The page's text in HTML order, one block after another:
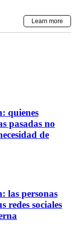
quienes
pasadas no
de
las personas
redes sociales